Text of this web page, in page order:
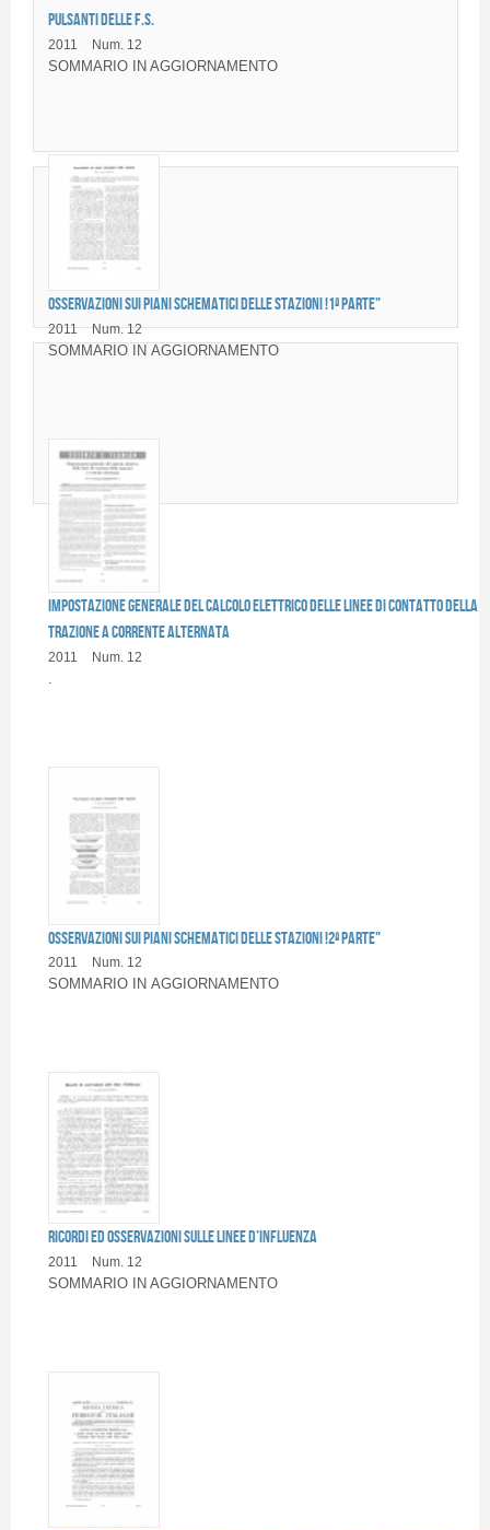
PULSANTI DELLE F.S.
2011 Num. 12
SOMMARIO IN AGGIORNAMENTO
OSSERVAZIONI SUI PIANI SCHEMATICI DELLE STAZIONI !1ª PARTE"
2011 Num. 12
SOMMARIO IN AGGIORNAMENTO
IMPOSTAZIONE GENERALE DEL CALCOLO ELETTRICO DELLE LINEE DI CONTATTO DELLA
TRAZIONE A CORRENTE ALTERNATA
2011 Num. 12
OSSERVAZIONI SUI PIANI SCHEMATICI DELLE STAZIONI !2ª PARTE"
2011 Num. 12
SOMMARIO IN AGGIORNAMENTO
RICORDI ED OSSERVAZIONI SULLE LINEE D’INFLUENZA
2011 Num. 12
SOMMARIO IN AGGIORNAMENTO
Pagine